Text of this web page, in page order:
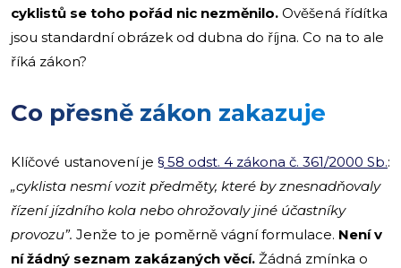
cyklistů se toho pořád nic nezměnilo. Ověšená řídítka
jsou standardní obrázek od dubna do října. Co na to ale
říká zákon?
Co přesně zákon zakazuje
Klíčové ustanovení je § 58 odst. 4 zákona č. 361/2000 Sb.:
„cyklista nesmí vozit předměty, které by znesnadňovaly
řízení jízdního kola nebo ohrožovaly jiné účastníky
provozu”. Jenže to je poměrně vágní formulace. Není v
ní žádný seznam zakázaných věcí. Žádná zmínka o